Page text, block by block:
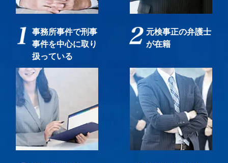
事務所事件で刑事
事件を中心に取り
扱っている
元検事正の弁護士
が在籍